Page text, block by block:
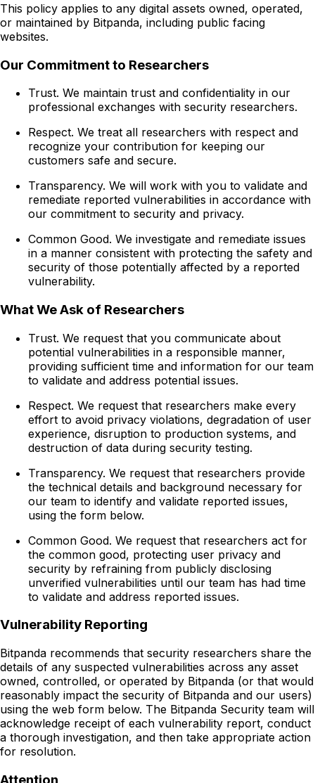
This policy applies to any digital assets owned, operated,
or maintained by Bitpanda, including public facing
websites.
Our Commitment to Researchers
Trust. We maintain trust and confidentiality in our
professional exchanges with security researchers.
Respect. We treat all researchers with respect and
recognize your contribution for keeping our
customers safe and secure.
Transparency. We will work with you to validate and
remediate reported vulnerabilities in accordance with
our commitment to security and privacy.
Common Good. We investigate and remediate issues
in a manner consistent with protecting the safety and
security of those potentially affected by a reported
vulnerability.
What We Ask of Researchers
Trust. We request that you communicate about
potential vulnerabilities in a responsible manner,
providing sufficient time and information for our team
to validate and address potential issues.
Respect. We request that researchers make every
effort to avoid privacy violations, degradation of user
experience, disruption to production systems, and
destruction of data during security testing.
Transparency. We request that researchers provide
the technical details and background necessary for
our team to identify and validate reported issues,
using the form below.
Common Good. We request that researchers act for
the common good, protecting user privacy and
security by refraining from publicly disclosing
unverified vulnerabilities until our team has had time
to validate and address reported issues.
Vulnerability Reporting
Bitpanda recommends that security researchers share the
details of any suspected vulnerabilities across any asset
owned, controlled, or operated by Bitpanda (or that would
reasonably impact the security of Bitpanda and our users)
using the web form below. The Bitpanda Security team will
acknowledge receipt of each vulnerability report, conduct
a thorough investigation, and then take appropriate action
for resolution.
Attention